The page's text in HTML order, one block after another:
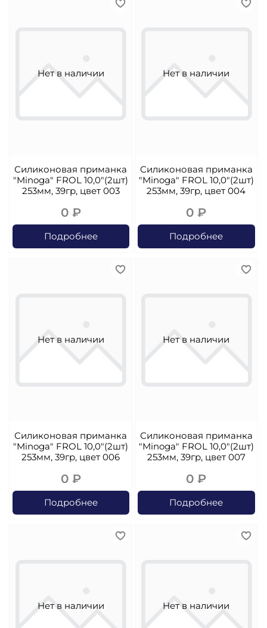
Нет в наличии
Силиконовая приманка
"Minoga" FROL 10,0"(2шт)
253мм, 39гр, цвет 003
0 ₽
Подробнее
Нет в наличии
Силиконовая приманка
"Minoga" FROL 10,0"(2шт)
253мм, 39гр, цвет 004
0 ₽
Подробнее
Нет в наличии
Силиконовая приманка
"Minoga" FROL 10,0"(2шт)
253мм, 39гр, цвет 006
0 ₽
Подробнее
Нет в наличии
Силиконовая приманка
"Minoga" FROL 10,0"(2шт)
253мм, 39гр, цвет 007
0 ₽
Подробнее
Нет в наличии Нет в наличии